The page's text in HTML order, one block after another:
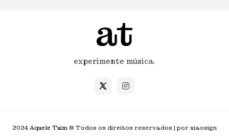
experimente música.
2024 Aquele Tuim © Todos os direitos reservados | por xiaosign